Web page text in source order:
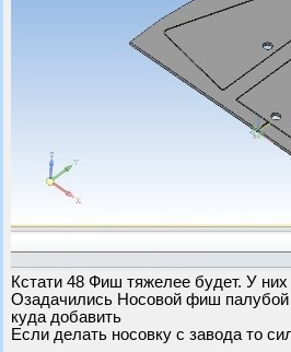
Кстати 48 Фиш тяжелее будет. У
Озадачились Носовой фиш палубой
куда добавить
Если делать носовку с завода то